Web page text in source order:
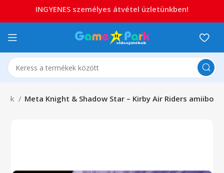
Meta Knight & Shadow Star – Kirby Air Riders amiibo
INGYENES személyes átvétel üzletünkben!